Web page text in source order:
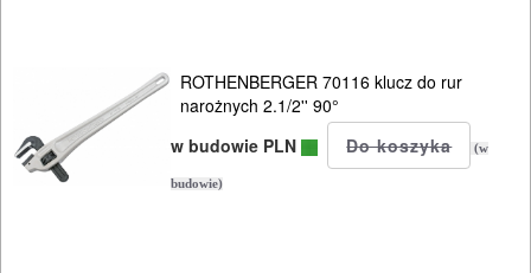
drewna
ROTHENBERGER 70116 klucz do rur
narożnych 2.1/2'' 90°
w budowie PLN
(w
budowie)